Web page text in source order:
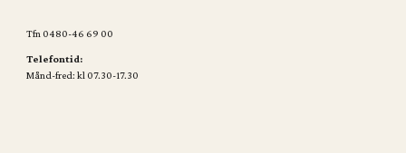
Tfn 0480-46 69 00
Telefontid:
Månd-fred: kl 07.30-17.30